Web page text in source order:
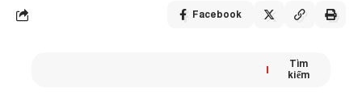
Facebook
Tìm
kiếm